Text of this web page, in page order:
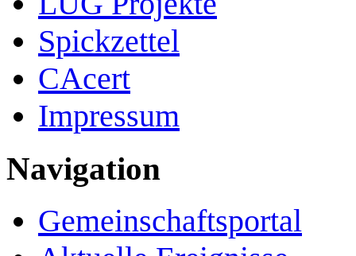
Spickzettel
CAcert
Impressum
Navigation
Gemeinschafts­portal